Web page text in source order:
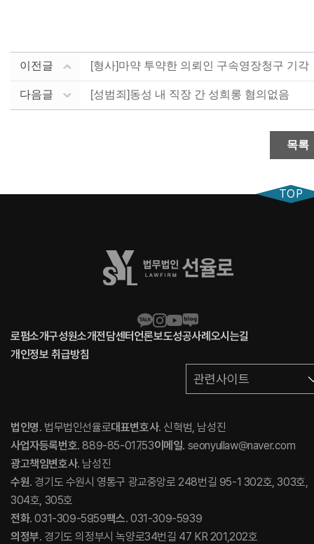
이전글 [형사]마약 투약한 의뢰인 구속영장청구 기각
다음글 [성범죄]동성 내 직장 간 성희롱 혐의없음
목록
로펌소개구성원소개전담센터언론보도성공사례 오시는길
개인정보 취급방침
관련사이트
법인명. 법무법인선율로대표변호사. 신혁범, 남성진
사업자등록번호. 889-85-01753이메일. seonyullaw@naver.com
광고책임변호사. 남성진
수원. 경기도 수원시 영통구 광교중앙로 248번길 95-1 302호, 303호,
304호, 305호
전화. 031-309-5959팩스. 031-309-5939
의정부. 경기도 의정부시 녹양로34번길 47 KR 201,202호
TOP